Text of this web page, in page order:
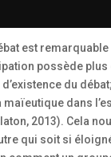
est
possède
du
dans
2013). Cela
qui soit si